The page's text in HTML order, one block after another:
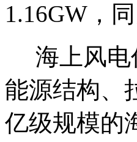
1.16GW，
海上风电
能源结构、
亿级规模的